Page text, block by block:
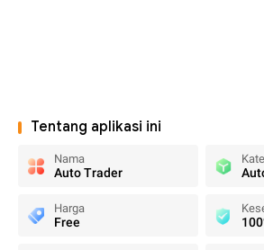
Tentang aplikasi ini
Nama
Auto Trader
Harga
Free